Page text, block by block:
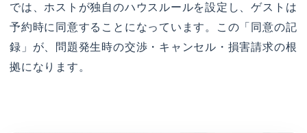
では、ホストが独自のハウスルールを設定し、ゲストは
予約時に同意することになっています。この「同意の記
録」が、問題発生時の交渉・キャンセル・損害請求の根
拠になります。